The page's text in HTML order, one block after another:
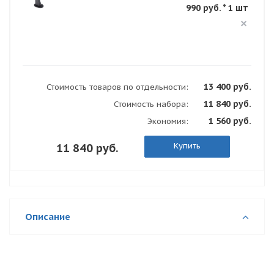
990 руб. * 1 шт
Стоимость товаров по отдельности: 13 400 руб.
Стоимость набора: 11 840 руб.
Экономия: 1 560 руб.
11 840 руб. Купить
Описание